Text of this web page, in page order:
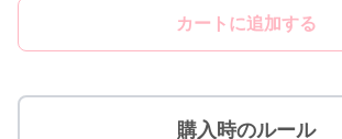
カートに追加する
購入時のルール